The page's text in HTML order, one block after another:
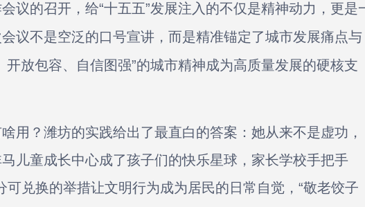
议的召开，给“十五五”发展注入的不仅是精神动力，更是
议不是空泛的口号宣讲，而是精准锚定了城市发展痛点与
放包容、自信图强”的城市精神成为高质量发展的硬核支
？潍坊的实践给出了最直白的答案：她从来不是虚功，
儿童成长中心成了孩子们的快乐星球，家长学校手把手
可兑换的举措让文明行为成为居民的日常自觉，“敬老饺子